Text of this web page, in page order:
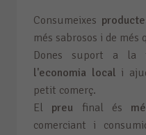
Consumeixes
més sabrosos i de més
Dones suport a la
l'economia local i
petit comerç.
El preu final és
comerciant i